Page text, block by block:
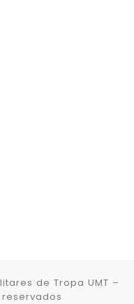
de Tropa UMT –